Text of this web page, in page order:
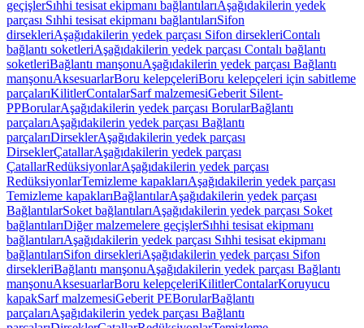
geçişlerSıhhi tesisat ekipmanı bağlantılarıAşağıdakilerin yedek
parçası Sıhhi tesisat ekipmanı bağlantılarıSifon
dirsekleriAşağıdakilerin yedek parçası Sifon dirsekleriContalı
bağlantı soketleriAşağıdakilerin yedek parçası Contalı bağlantı
soketleriBağlantı manşonuAşağıdakilerin yedek parçası Bağlantı
manşonuAksesuarlarBoru kelepçeleriBoru kelepçeleri için sabitleme
parçalarıKilitlerContalarSarf malzemesiGeberit Silent-
PPBorularAşağıdakilerin yedek parçası BorularBağlantı
parçalarıAşağıdakilerin yedek parçası Bağlantı
parçalarıDirseklerAşağıdakilerin yedek parçası
DirseklerÇatallarAşağıdakilerin yedek parçası
ÇatallarRedüksiyonlarAşağıdakilerin yedek parçası
RedüksiyonlarTemizleme kapaklarıAşağıdakilerin yedek parçası
Temizleme kapaklarıBağlantılarAşağıdakilerin yedek parçası
BağlantılarSoket bağlantılarıAşağıdakilerin yedek parçası Soket
bağlantılarıDiğer malzemelere geçişlerSıhhi tesisat ekipmanı
bağlantılarıAşağıdakilerin yedek parçası Sıhhi tesisat ekipmanı
bağlantılarıSifon dirsekleriAşağıdakilerin yedek parçası Sifon
dirsekleriBağlantı manşonuAşağıdakilerin yedek parçası Bağlantı
manşonuAksesuarlarBoru kelepçeleriKilitlerContalarKoruyucu
kapakSarf malzemesiGeberit PEBorularBağlantı
parçalarıAşağıdakilerin yedek parçası Bağlantı